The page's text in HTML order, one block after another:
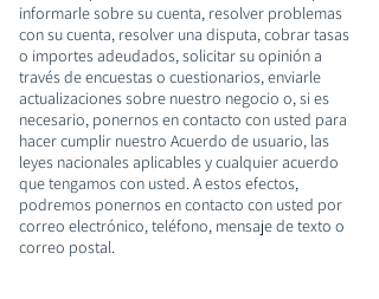
informarle sobre su cuenta, resolver problemas
con su cuenta, resolver una disputa, cobrar tasas
o importes adeudados, solicitar su opinión a
través de encuestas o cuestionarios, enviarle
actualizaciones sobre nuestro negocio o, si es
necesario, ponernos en contacto con usted para
hacer cumplir nuestro Acuerdo de usuario, las
leyes nacionales aplicables y cualquier acuerdo
que tengamos con usted. A estos efectos,
podremos ponernos en contacto con usted por
correo electrónico, teléfono, mensaje de texto o
correo postal.